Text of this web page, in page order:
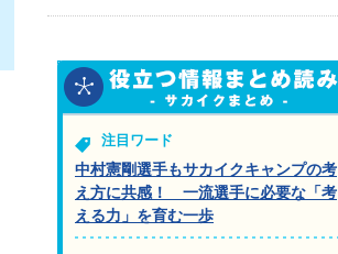
注目ワード
中村憲剛選手もサカイクキャンプの考
え方に共感！ 一流選手に必要な「考
える力」を育む一歩